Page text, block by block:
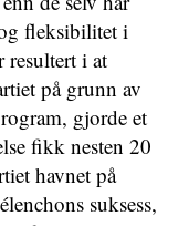
fleksibilitet i
resultert i at
på grunn av
gjorde et
fikk nesten 20
havnet på
suksess,